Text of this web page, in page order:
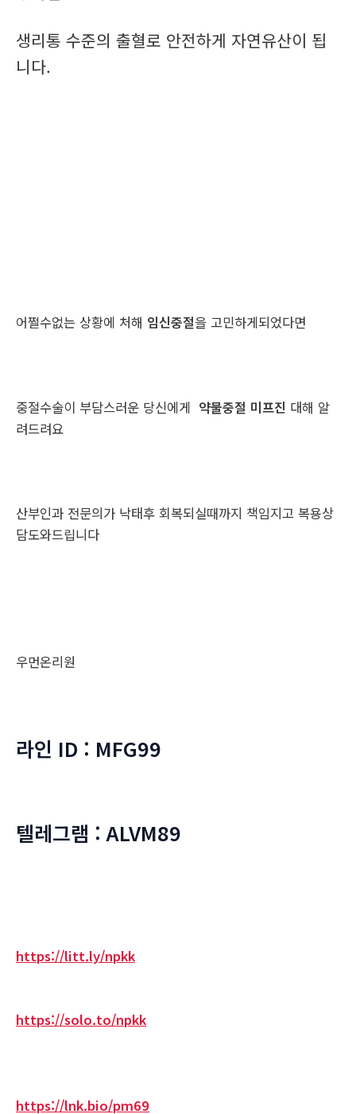
생리통 수준의 출혈로 안전하게 자연유산이 됩
니다.
어쩔수없는 상황에 처해 임신중절을 고민하게되었다면
중절수술이 부담스러운 당신에게 약물중절 미프진 대해 알
려드려요
산부인과 전문의가 낙태후 회복되실때까지 책임지고 복용상
담도와드립니다
우먼온리원
라인 ID : MFG99
텔레그램 : ALVM89
https://litt.ly/npkk
https://solo.to/npkk
https://lnk.bio/pm69